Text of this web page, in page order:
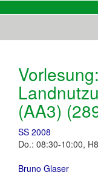
(AA3)
SS 2008
Do.: 08:30-10:00,
Bruno Glaser